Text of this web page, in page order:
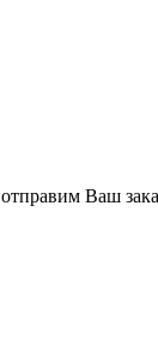
Ваш